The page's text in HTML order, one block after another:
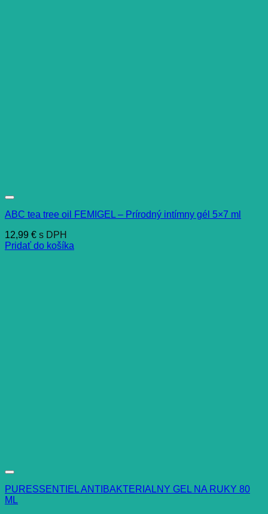
ABC tea tree oil FEMIGEL – Prírodný intímny gél 5×7 ml
12,99 € s DPH
Pridať do košíka
PURESSENTIEL ANTIBAKTERIALNY GEL NA RUKY 80
ML